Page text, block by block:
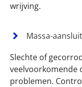
wrijving.
Massa-
Slechte of
veelvoorkomende
problemen.